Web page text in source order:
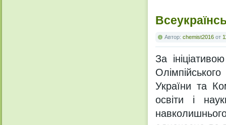
Автор: chemist2016 от
За
України та
освіти і